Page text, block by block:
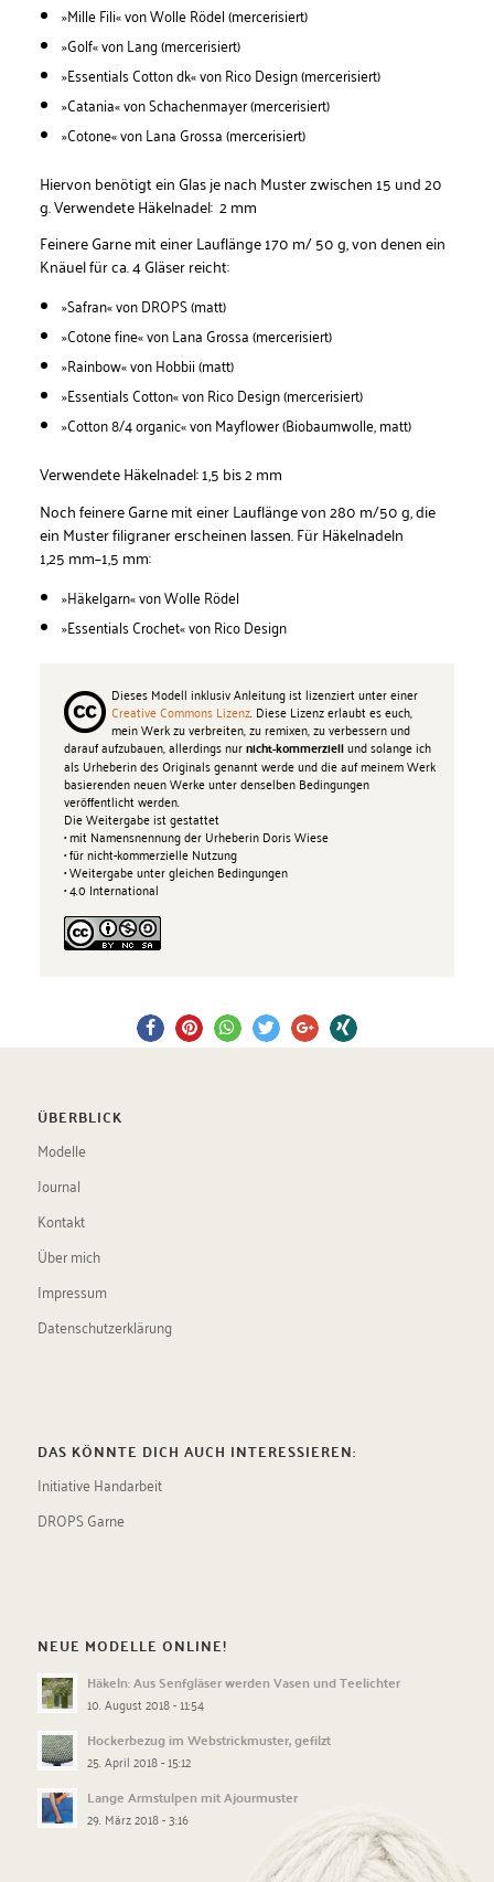
»Mille Fili« von Wolle Rödel (mercerisiert)
»Golf« von Lang (mercerisiert)
»Essentials Cotton dk« von Rico Design (mercerisiert)
»Catania« von Schachenmayer (mercerisiert)
»Cotone« von Lana Grossa (mercerisiert)
Hiervon benötigt ein Glas je nach Muster zwischen 15 und 20
g. Verwendete Häkelnadel: 2 mm
Feinere Garne mit einer Lauflänge 170 m/ 50 g, von denen ein
Knäuel für ca. 4 Gläser reicht:
»Safran« von DROPS (matt)
»Cotone fine« von Lana Grossa (mercerisiert)
»Rainbow« von Hobbii (matt)
»Essentials Cotton« von Rico Design (mercerisiert)
»Cotton 8/4 organic« von Mayflower (Biobaumwolle, matt)
Verwendete Häkelnadel: 1,5 bis 2 mm
Noch feinere Garne mit einer Lauflänge von 280 m/50 g, die
ein Muster filigraner erscheinen lassen. Für Häkelnadeln
1,25 mm–1,5 mm:
»Häkelgarn« von Wolle Rödel
»Essentials Crochet« von Rico Design
Dieses Modell inklusiv Anleitung ist lizenziert unter einer
Creative Commons Lizenz. Diese Lizenz erlaubt es euch,
mein Werk zu verbreiten, zu remixen, zu verbessern und
darauf aufzubauen, allerdings nurnicht-kommerziellund solange ich
als Urheberin des Originals genannt werde und die auf meinem Werk
basierenden neuen Werke unter denselben Bedingungen
veröffentlicht werden.
Die Weitergabe ist gestattet
• mit Namensnennung der Urheberin Doris Wiese
• für nicht-kommerzielle Nutzung
• Weitergabe unter gleichen Bedingungen
• 4.0 International
ÜBERBLICK
Modelle
Journal
Kontakt
Über mich
Impressum
Datenschutzerklärung
DAS KÖNNTE DICH AUCH INTERESSIEREN:
Initiative Handarbeit
DROPS Garne
NEUE MODELLE ONLINE!
Häkeln: Aus Senfgläser werden Vasen und Teelichter
10. August 2018 - 11:54
Hockerbezug im Webstrickmuster, gefilzt
25. April 2018 - 15:12
Lange Armstulpen mit Ajourmuster
29. März 2018 - 3:16